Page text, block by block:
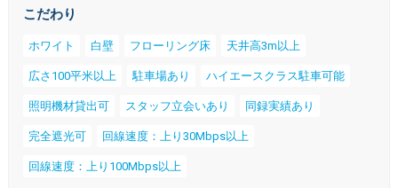
こだわり
ホワイト 白壁 フローリング床 天井高3m以上
広さ100平米以上 駐車場あり ハイエースクラス駐車可能
照明機材貸出可 スタッフ立会いあり 同録実績あり
完全遮光可 回線速度：上り30Mbps以上
回線速度：上り100Mbps以上